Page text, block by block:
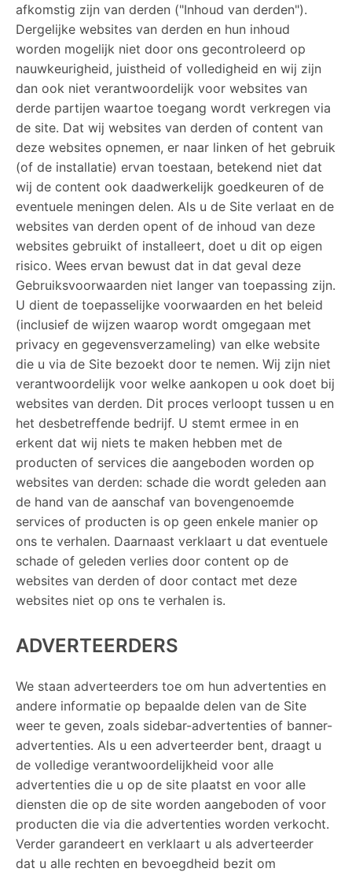
afkomstig zijn van derden ("Inhoud van derden").
Dergelijke websites van derden en hun inhoud
worden mogelijk niet door ons gecontroleerd op
nauwkeurigheid, juistheid of volledigheid en wij zijn
dan ook niet verantwoordelijk voor websites van
derde partijen waartoe toegang wordt verkregen via
de site. Dat wij websites van derden of content van
deze websites opnemen, er naar linken of het gebruik
(of de installatie) ervan toestaan, betekend niet dat
wij de content ook daadwerkelijk goedkeuren of de
eventuele meningen delen. Als u de Site verlaat en de
websites van derden opent of de inhoud van deze
websites gebruikt of installeert, doet u dit op eigen
risico. Wees ervan bewust dat in dat geval deze
Gebruiksvoorwaarden niet langer van toepassing zijn.
U dient de toepasselijke voorwaarden en het beleid
(inclusief de wijzen waarop wordt omgegaan met
privacy en gegevensverzameling) van elke website
die u via de Site bezoekt door te nemen. Wij zijn niet
verantwoordelijk voor welke aankopen u ook doet bij
websites van derden. Dit proces verloopt tussen u en
het desbetreffende bedrijf. U stemt ermee in en
erkent dat wij niets te maken hebben met de
producten of services die aangeboden worden op
websites van derden: schade die wordt geleden aan
de hand van de aanschaf van bovengenoemde
services of producten is op geen enkele manier op
ons te verhalen. Daarnaast verklaart u dat eventuele
schade of geleden verlies door content op de
websites van derden of door contact met deze
websites niet op ons te verhalen is.
ADVERTEERDERS
We staan ​​adverteerders toe om hun advertenties en
andere informatie op bepaalde delen van de Site
weer te geven, zoals sidebar-advertenties of banner-
advertenties. Als u een adverteerder bent, draagt ​​u
de volledige verantwoordelijkheid voor alle
advertenties die u op de site plaatst en voor alle
diensten die op de site worden aangeboden of voor
producten die via die advertenties worden verkocht.
Verder garandeert en verklaart u als adverteerder
dat u alle rechten en bevoegdheid bezit om